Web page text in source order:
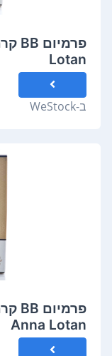
Lotan
ב-WeStock
Anna Lotan